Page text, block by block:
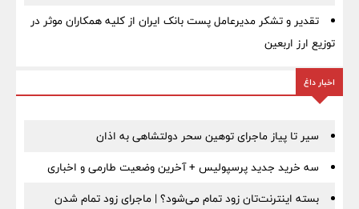
تقدیر و تشکر مدیرعامل پست بانک ایران از کلیه همکاران موثر در
توزیع ارز اربعین
اخبار داغ
سیر تا پیاز ماجرای توهین سحر دولتشاهی به اذان
سه خرید جدید پرسپولیس + آخرین وضعیت طارمی و اخباری
بسته اینترنت‌تان زود تمام می‌شود؟ | ماجرای زود تمام شدن